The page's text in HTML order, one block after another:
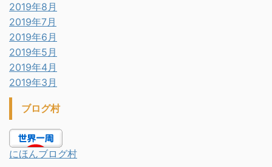
2019年8月
2019年7月
2019年6月
2019年5月
2019年4月
2019年3月
ブログ村
にほんブログ村